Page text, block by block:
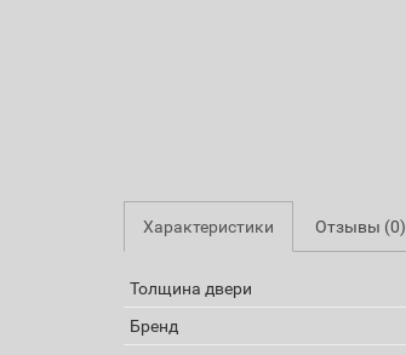
Характеристики Отзывы (0)
Толщина двери
Бренд